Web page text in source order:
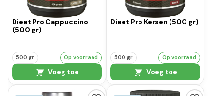
Dieet Pro Cappuccino
(500 gr)
500 gr Op voorraad
Voeg toe
Dieet Pro Kersen (500 gr)
500 gr Op voorraad
Voeg toe